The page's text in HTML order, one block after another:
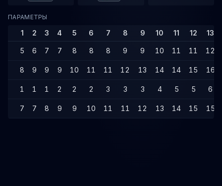
ПАРАМЕТРЫ
1 2 3 4 5 6 7 8 9 10 11 12 13
5 6 7 7 8 8 8 9 9 10 11 11 12
8 9 9 9 10 11 11 12 13 14 14 15 16
1 1 1 2 2 2 3 3 3 4 5 5 6
7 7 8 9 9 10 11 11 12 13 14 15 15